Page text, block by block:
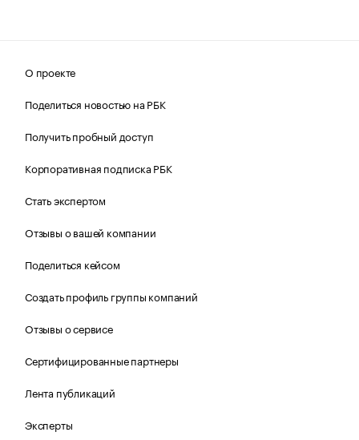
О проекте
Поделиться новостью на РБК
Получить пробный доступ
Корпоративная подписка РБК
Стать экспертом
Отзывы о вашей компании
Поделиться кейсом
Создать профиль группы компаний
Отзывы о сервисе
Сертифицированные партнеры
Лента публикаций
Эксперты